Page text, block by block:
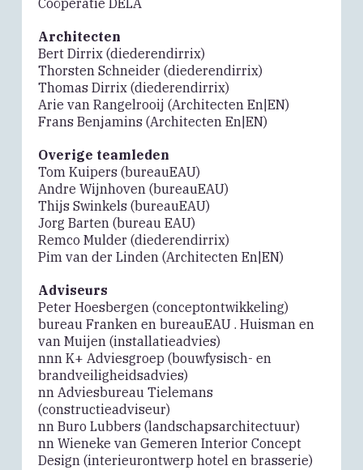
Coöperatie DELA
Architecten
Bert Dirrix (diederendirrix)
Thorsten Schneider (diederendirrix)
Thomas Dirrix (diederendirrix)
Arie van Rangelrooij (Architecten En|EN)
Frans Benjamins (Architecten En|EN)
Overige teamleden
Tom Kuipers (bureauEAU)
Andre Wijnhoven (bureauEAU)
Thijs Swinkels (bureauEAU)
Jorg Barten (bureau EAU)
Remco Mulder (diederendirrix)
Pim van der Linden (Architecten En|EN)
Adviseurs
Peter Hoesbergen (conceptontwikkeling)
bureau Franken en bureauEAU . Huisman en
van Muijen (installatieadvies)
nnn K+ Adviesgroep (bouwfysisch- en
brandveiligheidsadvies)
nn Adviesbureau Tielemans
(constructieadviseur)
nn Buro Lubbers (landschapsarchitectuur)
nn Wieneke van Gemeren Interior Concept
Design (interieurontwerp hotel en brasserie)